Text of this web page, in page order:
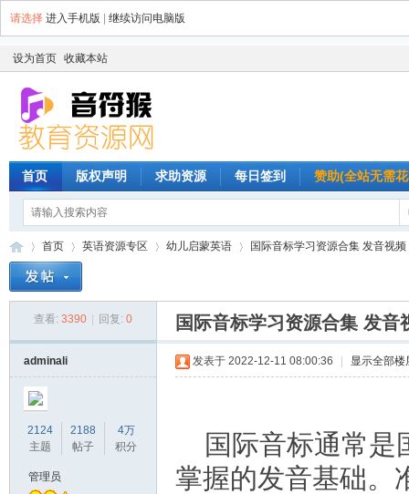
请选择 进入手机版 继续访问电脑版
设为首页 收藏本站
首页 版权声明 求助资源 每日签到 赞助(全站无需
首页
›
英语资源专区 幼儿启蒙英语
›
国际音标学习资源合集 发音视
查看: 3390 回复: 0 国际音标学习资源合集 发
adminali
2124
主题
2188
帖子
4万
积分
管理员
发表于 2022-12-11 08:00:36 显示全部楼
国际音标通常是
掌握的发音基础。